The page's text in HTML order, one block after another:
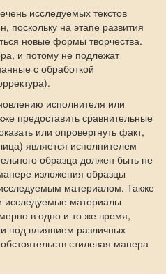
исследуемых текстов
поскольку на этапе развития
новые формы творчества.
и потому не подлежат
с обработкой
исполнителя или
предоставить сравнительные
или опровергнуть факт,
является исполнителем
образца должен быть не
изложения образцы
материалом. Также
исследуемые материалы
в одно и то же время,
под влиянием различных
стилевая манера